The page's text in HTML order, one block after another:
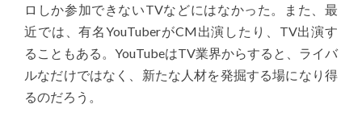
ロしか参加できないTVなどにはなかった。また、最
近では、有名YouTuberがCM出演したり、TV出演す
ることもある。YouTubeはTV業界からすると、ライバ
ルなだけではなく、新たな人材を発掘する場になり得
るのだろう。